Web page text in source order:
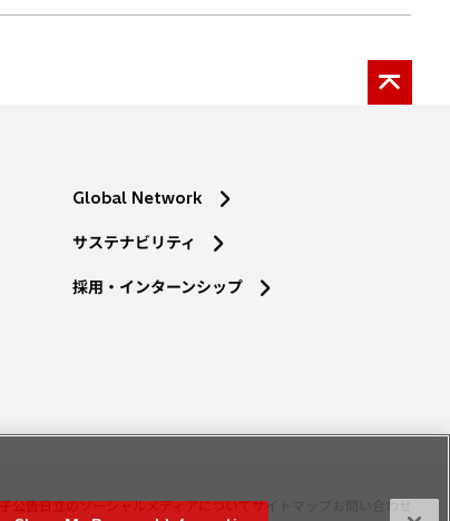
Global Network
サステナビリティ
採用・インターンシップ
公告日立のソーシャルメディアについてサイトマップ